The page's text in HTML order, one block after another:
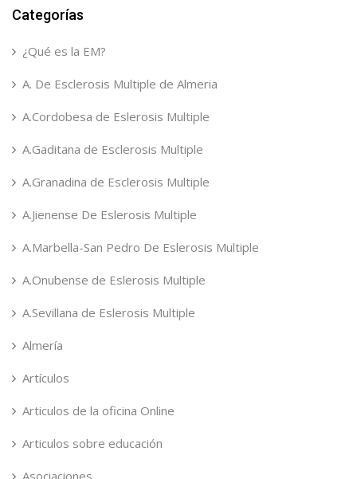
Categorías
¿Qué es la EM?
A. De Esclerosis Multiple de Almeria
A.Cordobesa de Eslerosis Multiple
A.Gaditana de Esclerosis Multiple
A.Granadina de Esclerosis Multiple
A.Jienense De Eslerosis Multiple
A.Marbella-San Pedro De Eslerosis Multiple
A.Onubense de Eslerosis Multiple
A.Sevillana de Eslerosis Multiple
Almería
Artículos
Articulos de la oficina Online
Articulos sobre educación
Asociaciones